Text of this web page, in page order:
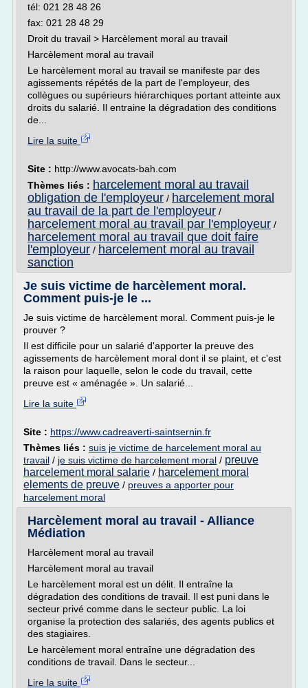
tél: 021 28 48 26
fax: 021 28 48 29
Droit du travail > Harcèlement moral au travail
Harcèlement moral au travail
Le harcèlement moral au travail se manifeste par des
agissements répétés de la part de l'employeur, des
collègues ou supérieurs hiérarchiques portant atteinte aux
droits du salarié. Il entraine la dégradation des conditions
de...
Lire la suite
Site : http://www.avocats-bah.com
Thèmes liés : harcelement moral au travail
obligation de l'employeur / harcelement moral
au travail de la part de l'employeur /
harcelement moral au travail par l'employeur /
harcelement moral au travail que doit faire
l'employeur / harcelement moral au travail
sanction
Je suis victime de harcèlement moral.
Comment puis-je le ...
Je suis victime de harcèlement moral. Comment puis-je le
prouver ?
Il est difficile pour un salarié d'apporter la preuve des
agissements de harcèlement moral dont il se plaint, et c'est
la raison pour laquelle, selon le code du travail, cette
preuve est « aménagée ». Un salarié...
Lire la suite
Site : https://www.cadreaverti-saintsernin.fr
Thèmes liés : suis je victime de harcelement moral au
travail / je suis victime de harcelement moral / preuve
harcelement moral salarie / harcelement moral
elements de preuve / preuves a apporter pour
harcelement moral
Harcèlement moral au travail - Alliance
Médiation
Harcèlement moral au travail
Harcèlement moral au travail
Le harcèlement moral est un délit. Il entraîne la
dégradation des conditions de travail. Il est puni dans le
secteur privé comme dans le secteur public. La loi
organise la protection des salariés, des agents publics et
des stagiaires.
Le harcèlement moral entraîne une dégradation des
conditions de travail. Dans le secteur...
Lire la suite